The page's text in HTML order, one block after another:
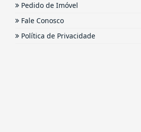
Pedido de Imóvel
Fale Conosco
Política de Privacidade